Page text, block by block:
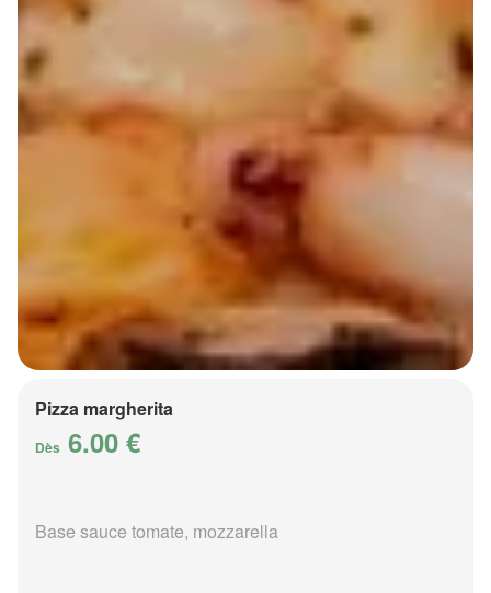
Pizza margherita
Dès 6.00 €
Base sauce tomate, mozzarella